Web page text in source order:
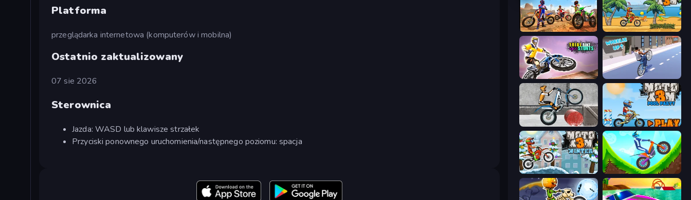
Platforma
przeglądarka internetowa (komputerów i mobilna)
Ostatnio zaktualizowany
07 sie 2026
Sterownica
Jazda: WASD lub klawisze strzałek
Przyciski ponownego uruchomienia/następnego poziomu: spacja
Bike Stunts Race Bike Games 3D Moto X3M
Trial Bike Epic Stunts Wheelie Up
Trials Ice Ride Moto X3M 5: Pool Party
Moto X3M 4 Winter Hill Climb on Moto Bike